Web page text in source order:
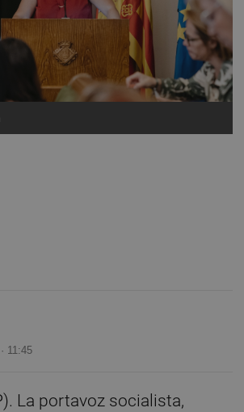
11:45
La portavoz socialista,